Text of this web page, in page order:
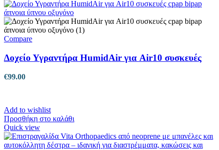
Compare
Δοχείο Υγραντήρα HumidAir για Air10 συσκευές
€99.00
Add to wishlist
Προσθήκη στο καλάθι
Quick view